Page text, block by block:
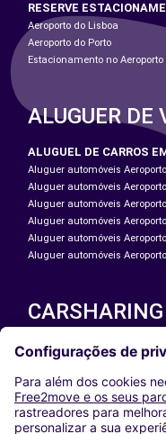
RESERVE
Aeroporto do Lisboa
Aeroporto do Porto
Estacionamento no Aeroporto
ALUGUER DE
ALUGUEL DE CARROS
Aluguer automóveis
Aluguer automóveis
Aluguer automóveis
Aluguer automóveis
Aluguer automóveis
Aluguer automóveis
CARSHARING
NOSSAS CIDADES
Washington DC
Milan
Rome